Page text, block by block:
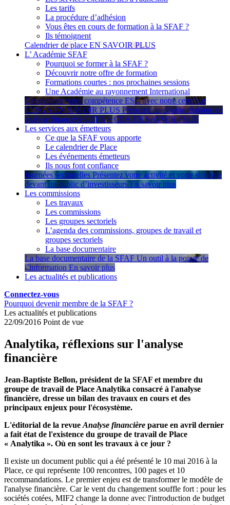
Les tarifs
La procédure d’adhésion
Vous êtes en cours de formation à la SFAF ?
Ils témoignent
Calendrier de place EN SAVOIR PLUS
L’ Académie SFAF
Pourquoi se former à la SFAF ?
Découvrir notre offre de formation
Formations courtes : nos prochaines sessions
Une Académie au rayonnement International
Développez votre compétence ESG avec notre certificat
CESGA EN SAVOIR PLUS Préparez un double diplôme en
analyse financière CEFA + CIIA EN SAVOIR PLUS
Les services aux émetteurs
Ce que la SFAF vous apporte
Le calendrier de Place
Les événements émetteurs
Ils nous font confiance
Journées sectorielles Présentez votre activité et votre stratégie
devant un public d’investisseurs En savoir plus
Les commissions
Les travaux
Les commissions
Les groupes sectoriels
L’agenda des commissions, groupes de travail et
groupes sectoriels
La base documentaire
La base documentaire de la SFAF Un outil à la pointe de
l’information En savoir plus
Les actualités et publications
Connectez-vous
Pourquoi devenir membre de la SFAF ?
Les actualités et publications
22/09/2016 Point de vue
Analytika, réflexions sur l'analyse
financière
Jean-Baptiste Bellon, président de la SFAF et membre du
groupe de travail de Place Analytika consacré à l'analyse
financière, dresse un bilan des travaux en cours et des
principaux enjeux pour l'écosystème.
L'éditorial de la revue Analyse financière parue en avril dernier
a fait état de l'existence du groupe de travail de Place
« Analytika ». Où en sont les travaux à ce jour ?
Il existe un document public qui a été présenté le 10 mai 2016 à la
Place, ce qui représente 100 rencontres, 100 pages et 10
recommandations. Le premier enjeu est de transformer le modèle de
l'analyse financière. Car le vent du changement souffle fort : pour les
sociétés cotées, MIF2 change la donne avec l'introduction de budget